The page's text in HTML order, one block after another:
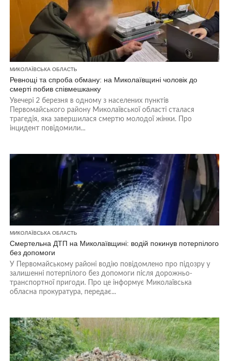
МИКОЛАЇВСЬКА ОБЛАСТЬ
Ревнощі та спроба обману: на Миколаївщині чоловік до
смерті побив співмешканку
Увечері 2 березня в одному з населених пунктів
Первомайського району Миколаївської області сталася
трагедія, яка завершилася смертю молодої жінки. Про
інцидент повідомили...
МИКОЛАЇВСЬКА ОБЛАСТЬ
Смертельна ДТП на Миколаївщині: водій покинув потерпілого
без допомоги
У Первомайському районі водію повідомлено про підозру у
залишенні потерпілого без допомоги після дорожньо-
транспортної пригоди. Про це інформує Миколаївська
обласна прокуратура, передає...